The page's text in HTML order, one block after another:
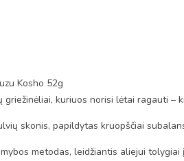
Kosho 52g
kuriuos norisi lėtai ragauti –
skonis, papildytas kruopščiai
metodas, leidžiantis aliejui